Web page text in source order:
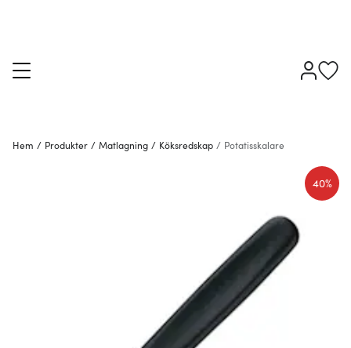
Hem / Produkter / Matlagning / Köksredskap / Potatisskalare
40%